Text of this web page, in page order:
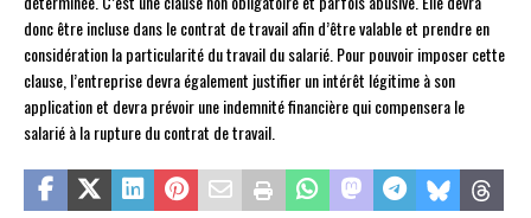
donc être incluse dans le contrat de travail afin d’être valable et prendre en
considération la particularité du travail du salarié. Pour pouvoir imposer cette
clause, l’entreprise devra également justifier un intérêt légitime à son
application et devra prévoir une indemnité financière qui compensera le
salarié à la rupture du contrat de travail.